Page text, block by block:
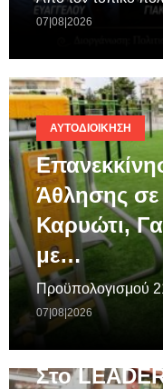
07|08|2026
ΑΥΤΟΔΙΟΊΚΗΣΗ
Άθλησης
Καρυώτι,
με…
Προϋπολογισμού
07|08|2026
Στο